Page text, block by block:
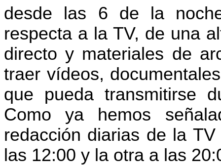
desde las 6 de la
respecta a la TV, de una
directo y materiales de
traer vídeos,
que pueda transmitirse
Como ya hemos
redacción diarias de la
las 12:00 y la otra a las